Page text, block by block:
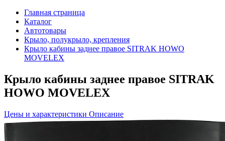
Главная страница
Каталог
Автотовары
Крыло, полукрыло, крепления
Крыло кабины заднее правое SITRAK HOWO
MOVELEX
Крыло кабины заднее правое SITRAK
HOWO MOVELEX
Цены и характеристики Описание